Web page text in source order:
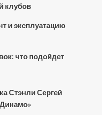
клубов
и эксплуатацию
что подойдет
Стэнли Сергей